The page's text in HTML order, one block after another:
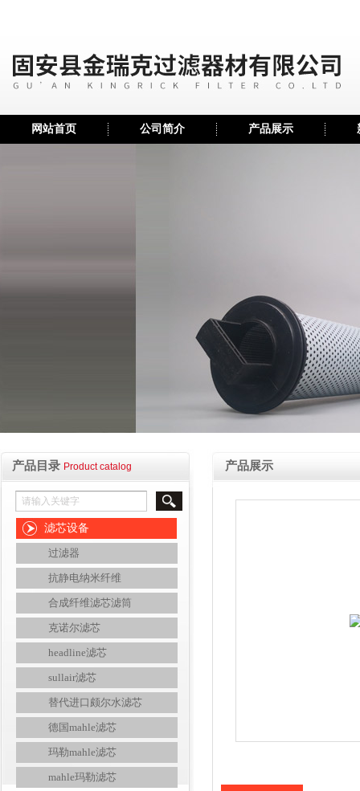
网站首页 公司简介 产品展示
产品目录 Product catalog
滤芯设备
过滤器
抗静电纳米纤维
合成纤维滤芯滤筒
克诺尔滤芯
headline滤芯
sullair滤芯
替代进口颇尔水滤芯
德国mahle滤芯
玛勒mahle滤芯
mahle玛勒滤芯
产品展示